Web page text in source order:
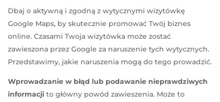
Dbaj o aktywną i zgodną z wytycznymi wizytówkę
Google Maps, by skutecznie promować Twój biznes
online. Czasami Twoja wizytówka może zostać
zawieszona przez Google za naruszenie tych wytycznych.
Przedstawimy, jakie naruszenia mogą do tego prowadzić.
Wprowadzanie w błąd lub podawanie nieprawdziwych
informacji to główny powód zawieszenia. Może to